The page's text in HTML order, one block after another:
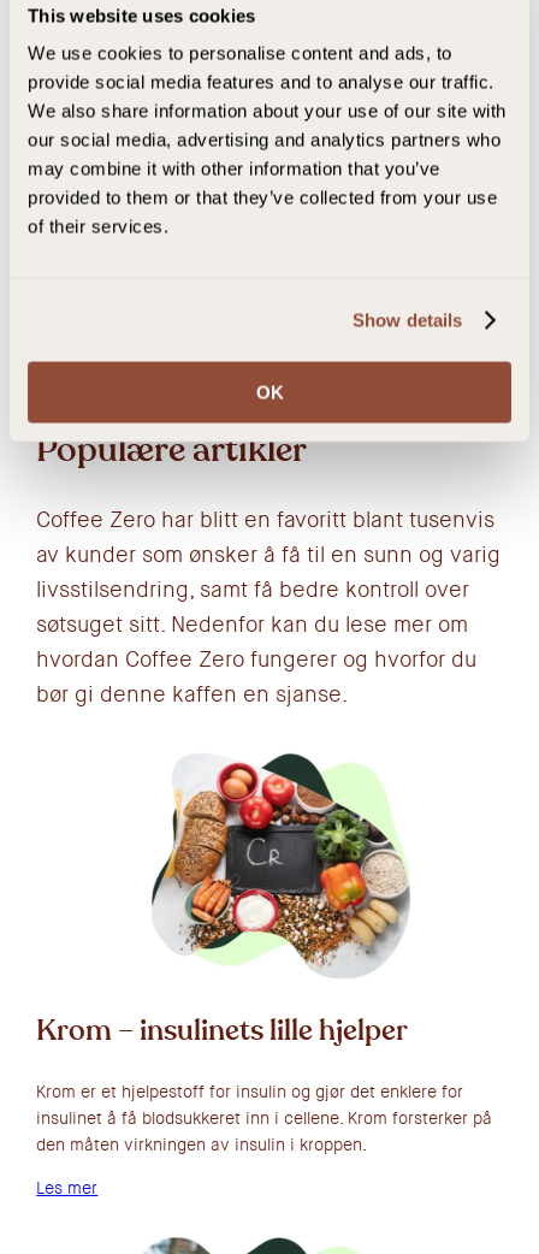
This website uses cookies
We use cookies to personalise content and ads, to
provide social media features and to analyse our traffic.
We also share information about your use of our site with
our social media, advertising and analytics partners who
may combine it with other information that you’ve
provided to them or that they’ve collected from your use
of their services.
Show details
OK
Deilig kaffe på 1-2-3
Populære artikler
Coffee Zero har blitt en favoritt blant tusenvis
av kunder som ønsker å få til en sunn og varig
livsstilsendring, samt få bedre kontroll over
søtsuget sitt. Nedenfor kan du lese mer om
hvordan Coffee Zero fungerer og hvorfor du
bør gi denne kaffen en sjanse.
Krom – insulinets lille hjelper
Krom er et hjelpestoff for insulin og gjør det enklere for
insulinet å få blodsukkeret inn i cellene. Krom forsterker på
den måten virkningen av insulin i kroppen.
Les mer